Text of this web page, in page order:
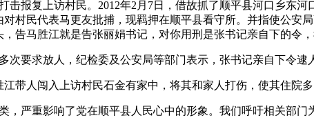
击报复上访村民。2012年2月7日，借故抓了顺平县河口乡东
对村民代表马更友批捕，现羁押在顺平县看守所。并指使公
告马胜江就是告张丽娟书记，对你用刑是张书记亲自下的令
次要求放人，纪检委及公安局等部门表示，张书记亲自下令逮
带人闯入上访村民石金有家中，将其和家人打伤，使其住院
，严重影响了党在顺平县人民心中的形象。我们呼吁相关部